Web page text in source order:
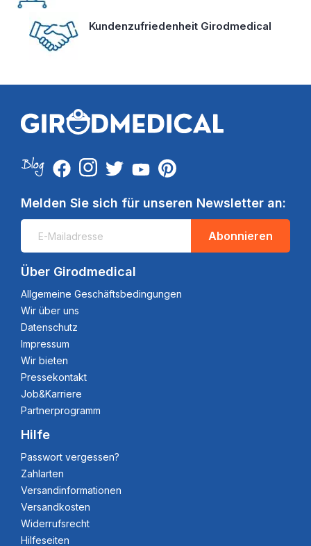
Kundenzufriedenheit Girodmedical
Melden Sie sich für unseren Newsletter an:
Abonnieren
Über Girodmedical
Allgemeine Geschäftsbedingungen
Wir über uns
Datenschutz
Impressum
Wir bieten
Pressekontakt
Job&Karriere
Partnerprogramm
Hilfe
Passwort vergessen?
Zahlarten
Versandinformationen
Versandkosten
Widerrufsrecht
Hilfeseiten